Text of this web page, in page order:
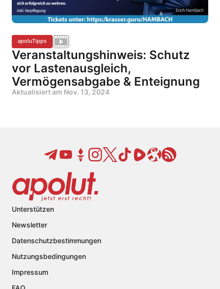
apoluTipps
Veranstaltungshinweis: Schutz
vor Lastenausgleich,
Vermögensabgabe & Enteignung
Aktualisiert am Nov. 13, 2024
Unterstützen
Newsletter
Datenschutzbestimmungen
Nutzungsbedingungen
Impressum